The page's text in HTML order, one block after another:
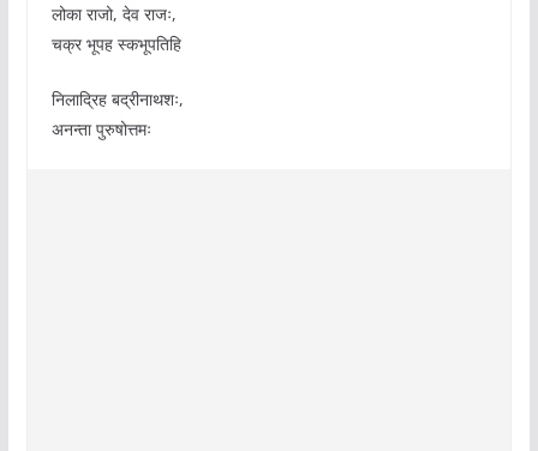
लोका राजो, देव राजः,
चक्र भूपह स्कभूपतिहि
निलाद्रिह बद्रीनाथशः,
अनन्ता पुरुषोत्तमः